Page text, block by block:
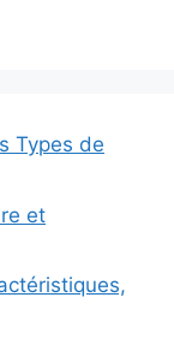
Types de
et